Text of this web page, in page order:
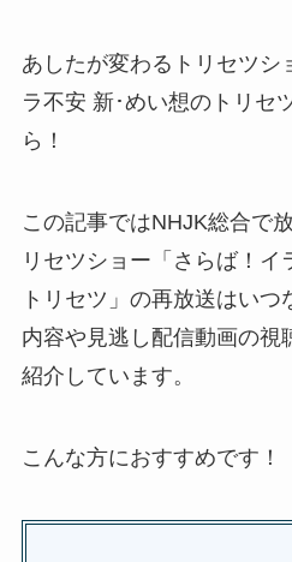
あしたが変わるトリセツシ
ラ不安 新･めい想のトリセ
ら！
この記事ではNHJK総合で
リセツショー「さらば！
トリセツ」の再放送はいつ
内容や見逃し配信動画の視
紹介しています。
こんな方におすすめです！